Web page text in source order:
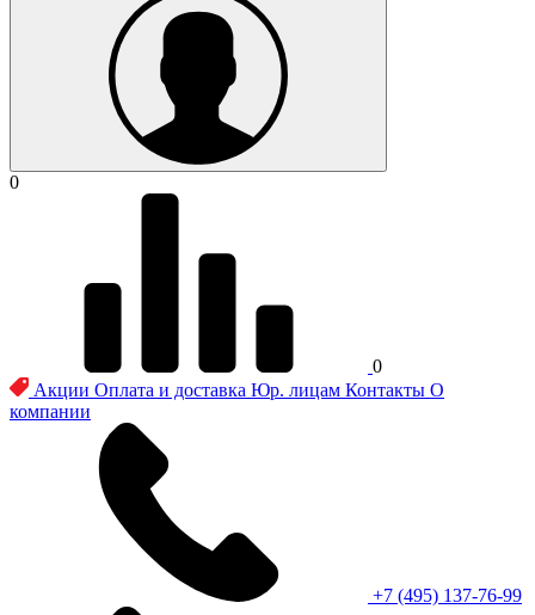
0
0
Акции Оплата и доставка Юр. лицам Контакты О
компании
+7 (495) 137-76-99